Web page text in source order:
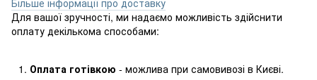
Для вашої зручності, ми надаємо можливість здійснити
оплату декількома способами:
Оплата готівкою - можлива при самовивозі в Києві.